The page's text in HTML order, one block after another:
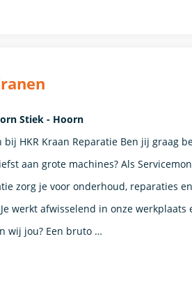
Stiek - Hoorn
HKR Kraan Reparatie Ben jij graag
aan grote machines? Als
zorg je voor onderhoud, reparaties en
werkt afwisselend in onze werkplaats
wij jou? Een bruto …